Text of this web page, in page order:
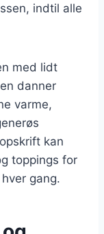
indtil alle
med lidt
danner
varme,
kan
toppings for
gang.